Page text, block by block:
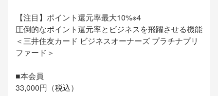
【注目】ポイント還元率最大10%※4
圧倒的なポイント還元率とビジネスを飛躍させる機能
＜三井住友カード ビジネスオーナーズ プラチナプリ
ファード＞
■本会員
33,000円（税込）